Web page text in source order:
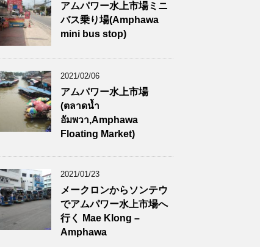
アムパワー水上市場ミニ
バス乗り場(Amphawa
mini bus stop)
2021/02/06
アムパワー水上市場
(ตลาดน้ำ
อัมพวา,Amphawa
Floating Market)
2021/01/23
メークロンからソンテウ
でアムパワー水上市場へ
行く Mae Klong –
Amphawa